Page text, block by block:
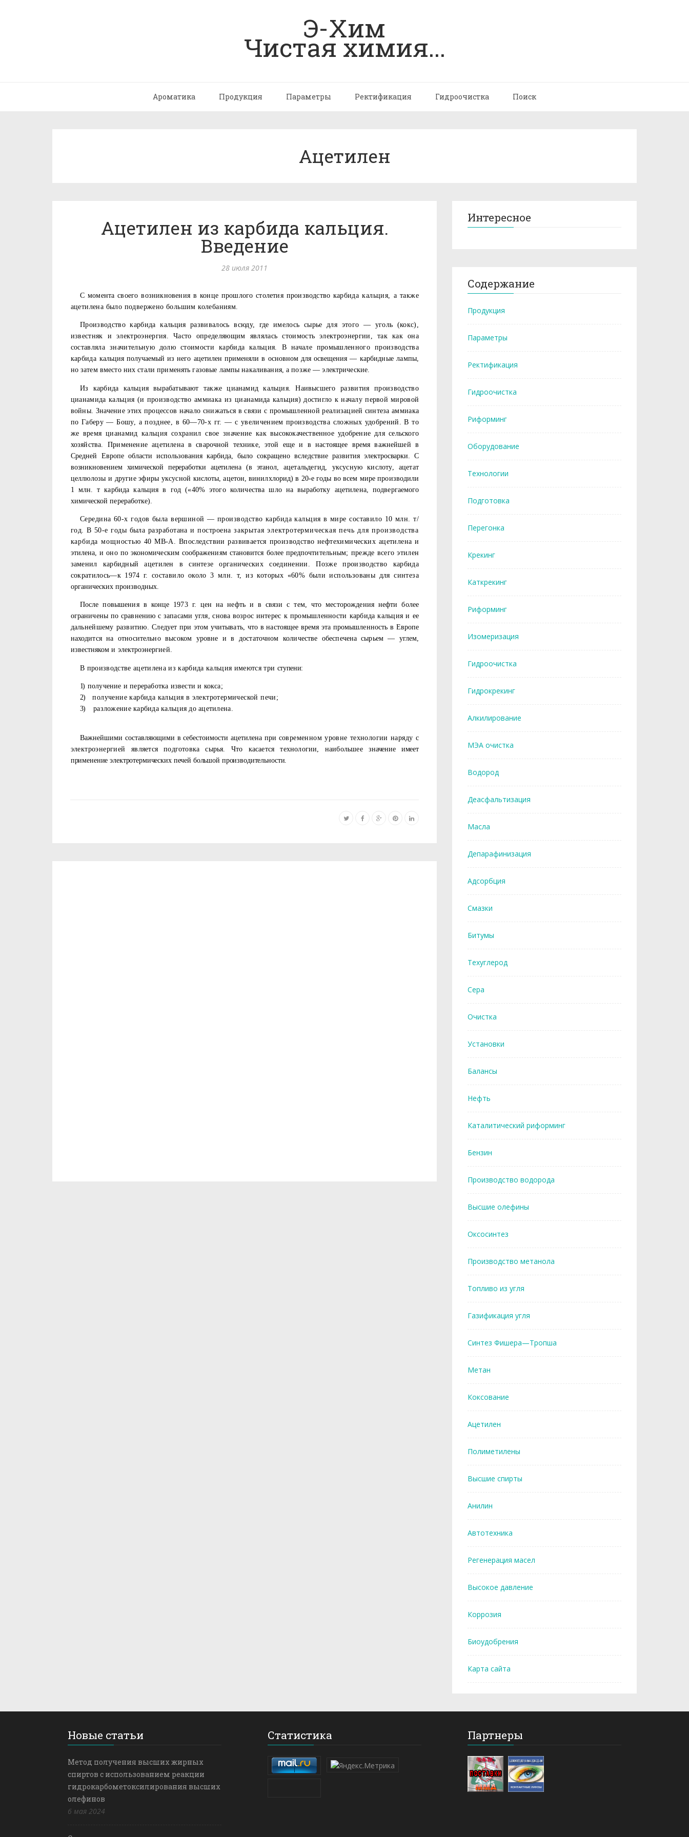
Э-Хим
Чистая химия...
Ароматика Продукция Параметры Ректификация Гидроочистка Поиск
Ацетилен
Ацетилен из карбида кальция.
Введение
28 июля 2011
С момента своего возникновения в конце прошлого столетия производство кар­бида кальция, а также
ацетилена было подвержено большим колебаниям.
Производство карбида кальция развивалось всюду, где имелось сырье для этого — уголь (кокс),
известняк и электроэнергия. Часто определяющим явля­лась стоимость электроэнергии, так как она
составляла значительную долю стоимости карбида кальция. В начале промышленного производства
карбида кальция получаемый из него ацетилен применяли в основном для освещения — карбидные лампы,
но затем вместо них стали применять газовые лампы накали­вания, а позже — электрические.
Из карбида кальция вырабатывают также цианамид кальция. Наивысшего развития производство
цианамида кальция (и производство аммиака из циан­амида кальция) достигло к началу первой мировой
войны. Значение этих про­цессов начало снижаться в связи с промышленной реализацией синтеза аммиака
по Габеру — Бошу, а позднее, в 60—70-х гг. — с увеличением производства сложных удобрений. В то
же время цианамид кальция сохранил свое значениекак высококачественное удобрение для сельского
хозяйства. Применение ацети­лена в сварочной технике, этой еще и в настоящее время важнейшей в
Средней Европе области использования карбида, было сокращено вследствие развитияэлектросварки. С
возникновением химической переработки ацетилена (в этанол, ацетальдегид, уксусную кислоту, ацетат
целлюлозы и другие эфиры уксусной кислоты, ацетон, винилхлорид) в 20-е годы во всем мире производили
1 млн. ткарбида кальция в год («40% этого количества шло на выработку ацетилена,подвергаемого
химической переработке).
Середина 60-х годов была вершиной — производство карбида кальция в мире составило 10 млн. т/
год. В 50-е годы была разработана и построена закрытая электротермическая печь для производства
карбида мощностью 40MB-А. Впоследствии развивается производство нефтехимических ацетиленаи
этилена, и оно по экономическим соображениям становится более предпочти­тельным; прежде всего этилен
заменил карбидный ацетилен в синтезе органи­ческих соединении. Позже производство карбида
сократилось—к 1974 г. со­ставило около 3 млн. т, из которых «60% были использованы для синтеза
органических производных.
После повышения в конце 1973 г. цен на нефть и в связи с тем, что место­рождения нефти более
ограничены по сравнению с запасами угля, снова возрос интерес к промышленности карбида кальция и ее
дальнейшему развитию. Сле­дует при этом учитывать, что в настоящее время эта промышленность в Европе
находится на относительно высоком уровне и в достаточном количестве обеспе­чена сырьем — углем,
известняком и электроэнергией.
В производстве ацетилена из карбида кальция имеются три ступени:
1) получение и переработка извести и кокса;
2)
получение карбида кальция в электротермической печи;
3)
разложение карбида кальция до ацетилена.
Важнейшими составляющими в себестоимости ацетилена при современном уровне технологии наряду с
электроэнергией яв­ляется подготовка сырья. Что касается технологии, наибольшее значение имеет
применение электротермических печей большой производительности.
Интересное
Содержание
Продукция
Параметры
Ректификация
Гидроочистка
Риформинг
Оборудование
Технологии
Подготовка
Перегонка
Крекинг
Каткрекинг
Риформинг
Изомеризация
Гидроочистка
Гидрокрекинг
Алкилирование
МЭА очистка
Водород
Деасфальтизация
Масла
Депарафинизация
Адсорбция
Смазки
Битумы
Техуглерод
Сера
Очистка
Установки
Балансы
Нефть
Каталитический риформинг
Бензин
Производство водорода
Высшие олефины
Оксосинтез
Производство метанола
Топливо из угля
Газификация угля
Синтез Фишера—Тропша
Метан
Коксование
Ацетилен
Полиметилены
Высшие спирты
Анилин
Автотехника
Регенерация масел
Высокое давление
Коррозия
Биоудобрения
Карта сайта
Новые статьи
Метод получения высших жирных
спиртов с использованием реакции
гидрокарбометоксилирования высших
олефинов
6 мая 2024
Статистика Партнеры